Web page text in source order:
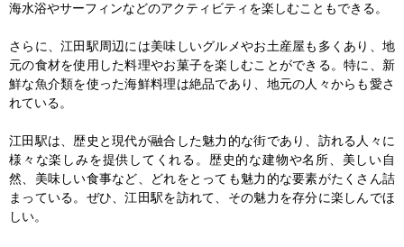
海水浴やサーフィンなどのアクティビティを楽しむこともできる。
さらに、江田駅周辺には美味しいグルメやお土産屋も多くあり、地
元の食材を使用した料理やお菓子を楽しむことができる。特に、新
鮮な魚介類を使った海鮮料理は絶品であり、地元の人々からも愛さ
れている。
江田駅は、歴史と現代が融合した魅力的な街であり、訪れる人々に
様々な楽しみを提供してくれる。歴史的な建物や名所、美しい自
然、美味しい食事など、どれをとっても魅力的な要素がたくさん詰
まっている。ぜひ、江田駅を訪れて、その魅力を存分に楽しんでほ
しい。